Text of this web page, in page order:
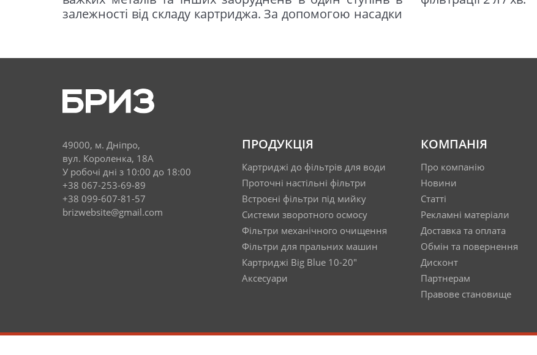
залежності від складу картриджа. За допомогою насадки
49000, м. Дніпро,
вул. Короленка, 18А
У робочі дні з 10:00 до 18:00
+38 067-253-69-89
+38 099-607-81-57
brizwebsite@gmail.com
ПРОДУКЦІЯ
Картриджі до фільтрів для води
Проточні настільні фільтри
Встроєні фільтри під мийку
Системи зворотного осмосу
Фільтри механічного очищення
Фільтри для пральних машин
Картриджі Big Blue 10-20"
Аксесуари
КОМПАНІЯ
Про компанію
Новини
Статті
Рекламні матеріали
Доставка та оплата
Обмін та повернення
Дисконт
Партнерам
Правове становище